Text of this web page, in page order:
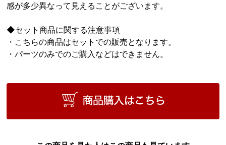
感が多少異なって見えることがございます。
◆セット商品に関する注意事項
・こちらの商品はセットでの販売となります。
・パーツのみでのご購入などはできません。